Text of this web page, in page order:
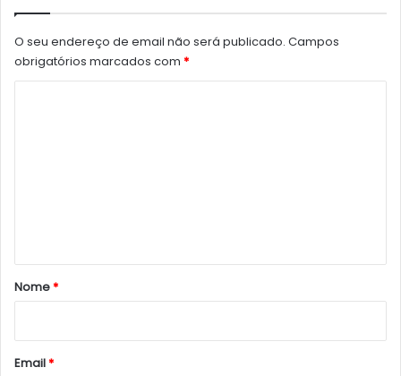
O seu endereço de email não será publicado. Campos
obrigatórios marcados com *
r
*
Nome*
Email*